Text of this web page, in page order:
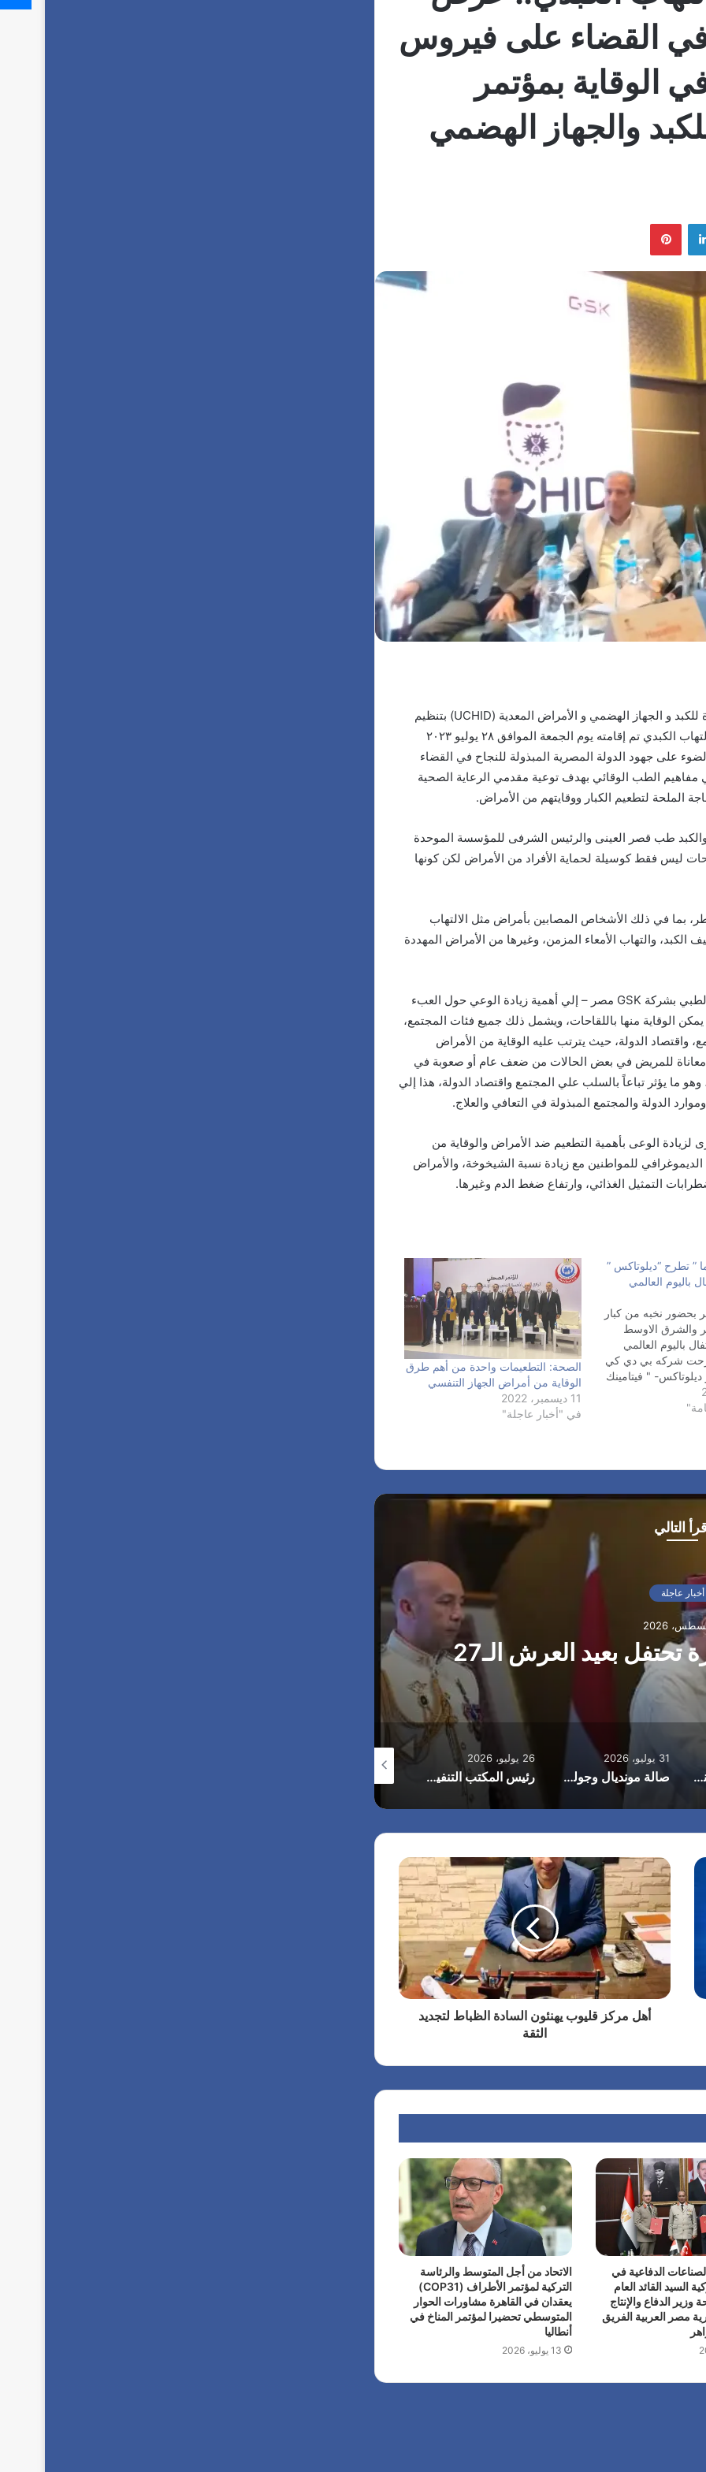
في القضاء على فيروس
الوقاية بمؤتمر
والجهاز الهضمي
لينكدإن
قامت شركة GSK مصر بالتعاون مع المؤسسة الموحدة للكبد و الجهاز الهضمي و الأمراض المعدية (UCHID) بتنظيم
فعاليات حدث علمي هام بالتزامن مع اليوم العالمي للالتهاب الكبدي تم إقامته يوم الجمعة الموافق ٢٨ يوليو ٢٠٢٣
على جهود الدولة المصرية المبذولة للنجاح في القضاء
الطب الوقائي بهدف توعية مقدمي الرعاية الصحية
الملحة لتطعيم الكبار ووقايتهم من الأمراض.
طب قصر العينى والرئيس الشرفى للمؤسسة الموحدة
ليس فقط كوسيلة لحماية الأفراد من الأمراض لكن كونها
بما في ذلك الأشخاص المصابين بأمراض مثل الالتهاب
والتهاب الأمعاء المزمن، وغيرها من الأمراض المهددة
ومن جانبه أشار الدكتور سامر طلعت – رئيس القطاع الطبي بشركة GSK مصر – إلي أهمية زيادة الوعي حول العبء
الوقاية منها باللقاحات، ويشمل ذلك جميع فئات المجتمع،
واقتصاد الدولة، حيث يترتب عليه الوقاية من الأمراض
معاناة للمريض في بعض الحالات من ضعف عام أو صعوبة في
ما يؤثر تباعاً بالسلب علي المجتمع واقتصاد الدولة، هذا إلي
الدولة والمجتمع المبذولة في التعافي والعلاج.
الوعى بأهمية التطعيم ضد الأمراض والوقاية من
الديموغرافي للمواطنين مع زيادة نسبة الشيخوخة، والأمراض
التمثيل الغذائي، وارتفاع ضغط الدم وغيرها.
” تطرح “ديلوتاكس ”
باليوم العالمي
نخبه من كبار
والشرق الاوسط
باليوم العالمي
شركه بي دي كي
" فيتامينك
المصري لعلاج نقص
د٣ ويأتي ذلك ضمن استرتيجية
الصحة: التطعيمات واحدة من أهم طرق
الوقاية من أمراض الجهاز التنفسي
11 ديسمبر، 2022
في "أخبار عاجلة"
التالي
أخبار عاجلة
بعيد العرش الـ27
الرئيس الأمريكي يهنئ الملك محمد السادس بمناسبة العيد الوطني للمغرب ويجدد تأكيد موقف بلاده الداعم لمغربية الصحراء
31 يوليو، 2026
صالة مونديال وجولي أكاديمي تستضيف وتكرم المونديالي .. الحكم الدولي كابتن/ امين عمر وذلك بعد تشريفه لمصر والوطن العربي وأفريقيا في مونديال كأس العالم 2026 بأمريكا
26 يوليو، 2026
رئيس المكتب التنفيذي للمجلس العربي للاختصاصات الصحية يبحث مع الأمين العام لجامعة الدول العربية تعزيز التعاون لتطوير النظم الصحية العربية بح
أهل مركز قليوب يهنئون السادة الظباط لتجديد
الثقة
الدفاعية في
السيد القائد العام
وزير الدفاع والإنتاج
مصر العربية الفريق
الاتحاد من أجل المتوسط والرئاسة
التركية لمؤتمر الأطراف (COP31)
يعقدان في القاهرة مشاورات الحوار
المتوسطي تحضيرا لمؤتمر المناخ في
أنطاليا
13 يوليو، 2026